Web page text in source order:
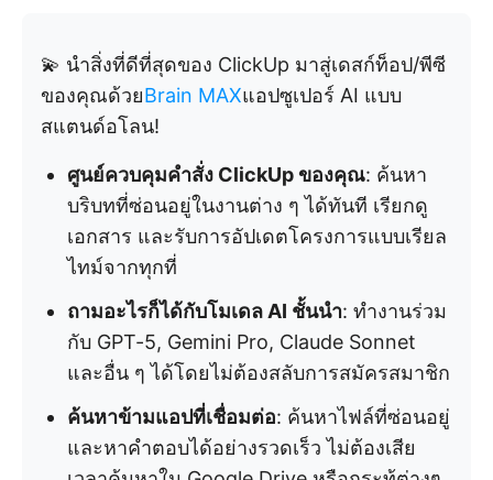
💫 นำสิ่งที่ดีที่สุดของ ClickUp มาสู่เดสก์ท็อป/พีซี
ของคุณด้วยBrain MAXแอปซูเปอร์ AI แบบ
สแตนด์อโลน!
ศูนย์ควบคุมคำสั่ง ClickUp ของคุณ: ค้นหา
บริบทที่ซ่อนอยู่ในงานต่าง ๆ ได้ทันที เรียกดู
เอกสาร และรับการอัปเดตโครงการแบบเรียล
ไทม์จากทุกที่
ถามอะไรก็ได้กับโมเดล AI ชั้นนำ: ทำงานร่วม
กับ GPT-5, Gemini Pro, Claude Sonnet
และอื่น ๆ ได้โดยไม่ต้องสลับการสมัครสมาชิก
ค้นหาข้ามแอปที่เชื่อมต่อ: ค้นหาไฟล์ที่ซ่อนอยู่
และหาคำตอบได้อย่างรวดเร็ว ไม่ต้องเสีย